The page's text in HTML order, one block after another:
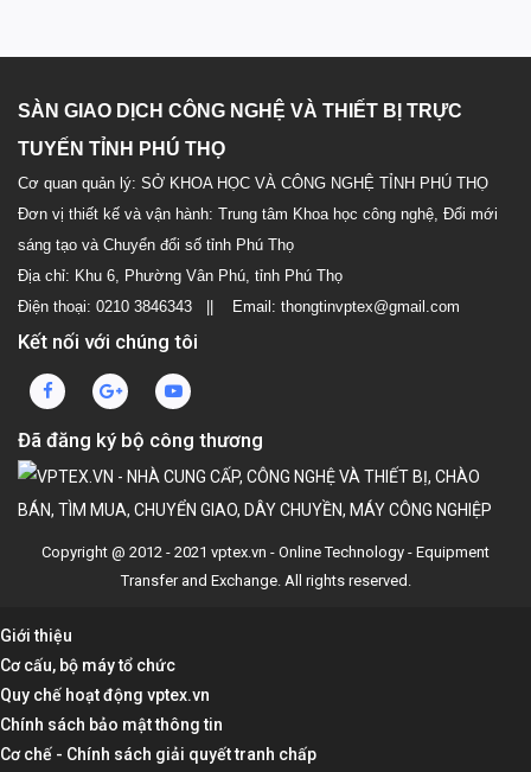
SÀN GIAO DỊCH CÔNG NGHỆ VÀ THIẾT BỊ TRỰC
TUYẾN TỈNH PHÚ THỌ
Cơ quan quản lý: SỞ KHOA HỌC VÀ CÔNG NGHỆ TỈNH PHÚ THỌ
Đơn vị thiết kế và vận hành: Trung tâm Khoa học công nghệ, Đổi mới
sáng tạo và Chuyển đổi số tỉnh Phú Thọ
Địa chỉ: Khu 6, Phường Vân Phú, tỉnh Phú Thọ
Điện thoại: 0210 3846343 || Email: thongtinvptex@gmail.com
Kết nối với chúng tôi
Đã đăng ký bộ công thương
Copyright @ 2012 - 2021 vptex.vn - Online Technology - Equipment
Transfer and Exchange. All rights reserved.
Giới thiệu
Cơ cấu, bộ máy tổ chức
Quy chế hoạt động vptex.vn
Chính sách bảo mật thông tin
Cơ chế - Chính sách giải quyết tranh chấp